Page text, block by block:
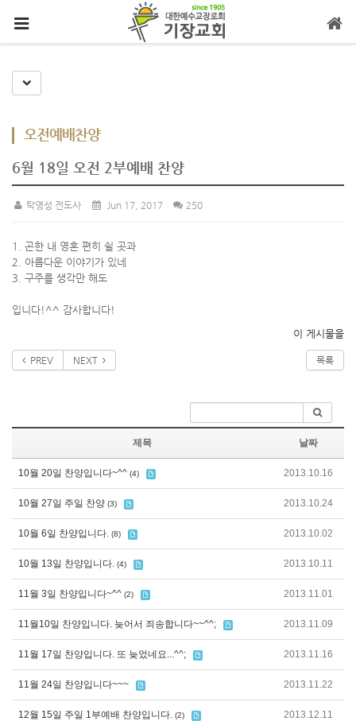
Toggle Dropdown
오전예배찬양
6월 18일 오전 2부예배 찬양
탁영성 전도사 Jun 17, 2017 250
1. 곤한 내 영혼 편히 쉴 곳과
2. 아름다운 이야기가 있네
3. 구주를 생각만 해도
입니다!^^ 감사합니다!
이 게시물을
PREV NEXT 목록
제목 날짜
10월 20일 찬양입니다~^^ (4) 2013.10.16
10월 27일 주일 찬양 (3) 2013.10.24
10월 6일 찬양입니다. (8) 2013.10.02
10월 13일 찬양입니다. (4) 2013.10.11
11월 3일 찬양입니다~^^ (2) 2013.11.01
11월10일 찬양입니다. 늦어서 죄송합니다~~^^; 2013.11.09
11월 17일 찬양입니다. 또 늦었네요...^^; 2013.11.16
11월 24일 찬양입니다~~~ 2013.11.22
12월 15일 주일 1부예배 찬양입니다. (2) 2013.12.11